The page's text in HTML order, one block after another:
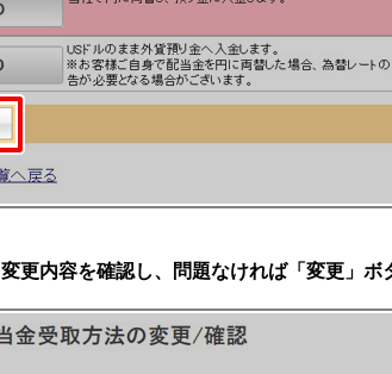
変更内容を確認し、問題なければ「変更」ボ